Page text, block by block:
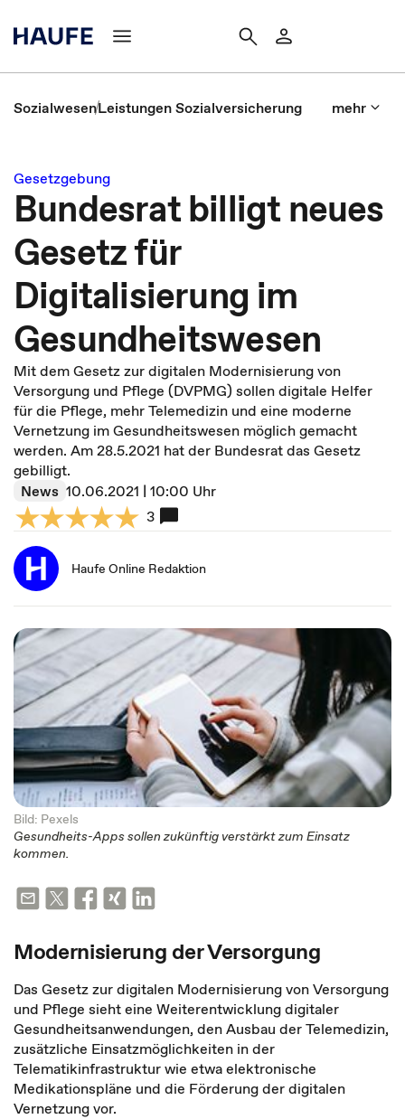
SozialwesenLeistungen Sozialversicherung mehr
Gesetzgebung
Bundesrat billigt neues
Gesetz für
Digitalisierung im
Gesundheitswesen
Mit dem Gesetz zur digitalen Modernisierung von
Versorgung und Pflege (DVPMG) sollen digitale Helfer
für die Pflege, mehr Telemedizin und eine moderne
Vernetzung im Gesundheitswesen möglich gemacht
werden. Am 28.5.2021 hat der Bundesrat das Gesetz
gebilligt.
News 10.06.2021 | 10:00 Uhr
3
Haufe Online Redaktion
Bild: Pexels
Gesundheits-Apps sollen zukünftig verstärkt zum Einsatz
kommen.
Modernisierung der Versorgung
Das Gesetz zur digitalen Modernisierung von Versorgung
und Pflege sieht eine Weiterentwicklung digitaler
Gesundheitsanwendungen, den Ausbau der Telemedizin,
zusätzliche Einsatzmöglichkeiten in der
Telematikinfrastruktur wie etwa elektronische
Medikationspläne und die Förderung der digitalen
Vernetzung vor.